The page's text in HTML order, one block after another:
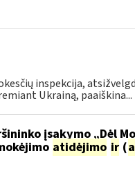
inspekcija,
Ukrainą, paaiškina...
įsakymo „Dėl
atidėjimo ir(